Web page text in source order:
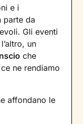
e i
parte da
Gli eventi
un
che
ne rendiamo
affondano le